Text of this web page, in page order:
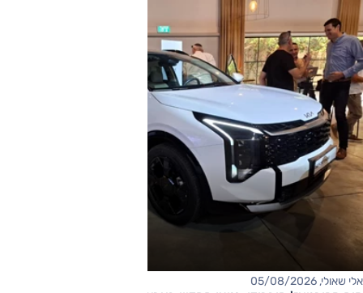
אלי שאולי, 05/08/2026